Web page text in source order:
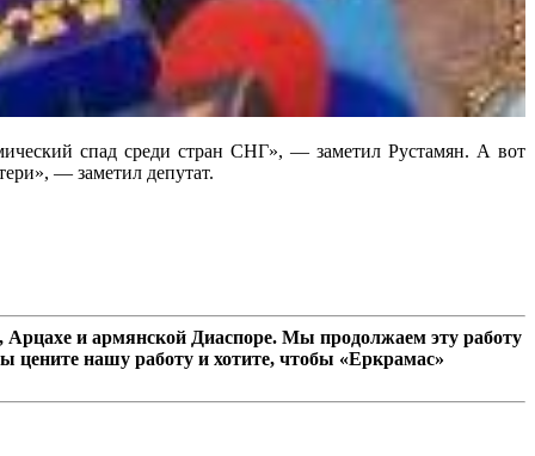
спад среди стран СНГ», — заметил Рустамян. А вот
— заметил депутат.
и армянской Диаспоре. Мы продолжаем эту работу
цените нашу работу и хотите, чтобы «Еркрамас»